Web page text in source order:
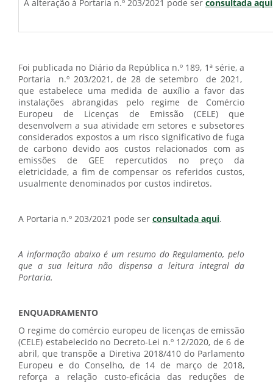
A alteração à Portaria n.º 203/2021 pode ser consultada aqui
Foi publicada no Diário da República n.º 189, 1ª série, a
Portaria n.º 203/2021, de 28 de setembro de 2021,
que estabelece uma medida de auxílio a favor das
instalações abrangidas pelo regime de Comércio
Europeu de Licenças de Emissão (CELE) que
desenvolvem a sua atividade em setores e subsetores
considerados expostos a um risco significativo de fuga
de carbono devido aos custos relacionados com as
emissões de GEE repercutidos no preço da
eletricidade, a fim de compensar os referidos custos,
usualmente denominados por custos indiretos.
A Portaria n.º 203/2021 pode ser consultada aqui.
A informação abaixo é um resumo do Regulamento, pelo
que a sua leitura não dispensa a leitura integral da
Portaria.
ENQUADRAMENTO
O regime do comércio europeu de licenças de emissão
(CELE) estabelecido no Decreto-Lei n.º 12/2020, de 6 de
abril, que transpõe a Diretiva 2018/410 do Parlamento
Europeu e do Conselho, de 14 de março de 2018,
reforça a relação custo-eficácia das reduções de